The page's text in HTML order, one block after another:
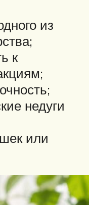
из
к
недуги
или